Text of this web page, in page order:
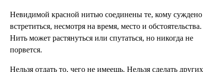
Невидимой красной нитью соединены те, кому суждено
встретиться, несмотря на время, место и обстоятельства.
Нить может растянуться или спутаться, но никогда не
порвется.
Нельзя отдать то, чего не имеешь. Нельзя сделать других